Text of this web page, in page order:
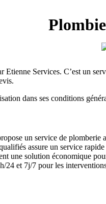
Etienne Services. C’est un
dans ses conditions
un service de plomberie
assure un service
une solution économique
24 et 7j/7 pour les